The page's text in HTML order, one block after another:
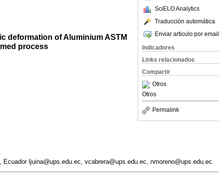
SciELO Analytics
Traducción automática
Enviar articulo por email
Indicadores
Links relacionados
Compartir
Otros
Otros
Permalink
deformation of Aluminium ASTM
process
ljuina@ups.edu.ec, vcabrera@ups.edu.ec, nmoreno@ups.edu.ec.